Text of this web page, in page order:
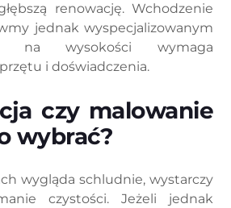
renowację. Wchodzenie
jednak wyspecjalizowanym
na wysokości wymaga
i doświadczenia.
czy malowanie
wybrać?
wygląda schludnie, wystarczy
czystości. Jeżeli jednak